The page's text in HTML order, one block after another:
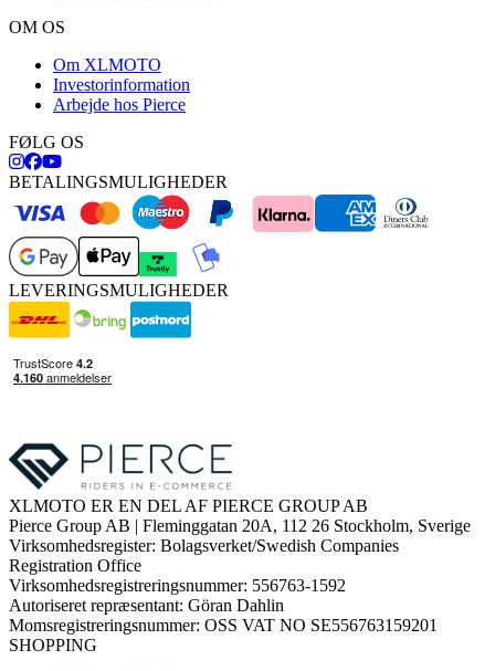
OM OS
Om XLMOTO
Investorinformation
Arbejde hos Pierce
FØLG OS
BETALINGSMULIGHEDER
LEVERINGSMULIGHEDER
XLMOTO ER EN DEL AF PIERCE GROUP AB
Pierce Group AB | Fleminggatan 20A, 112 26 Stockholm, Sverige
Virksomhedsregister: Bolagsverket/Swedish Companies
Registration Office
Virksomhedsregistreringsnummer: 556763-1592
Autoriseret repræsentant: Göran Dahlin
Momsregistreringsnummer: OSS VAT NO SE556763159201
SHOPPING